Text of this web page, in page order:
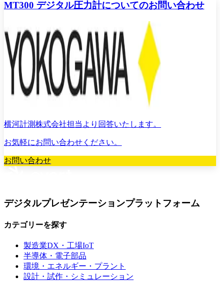
MT300 デジタル圧力計についてのお問い合わせ
横河計測株式会社担当より回答いたします。
お気軽にお問い合わせください。
お問い合わせ
デジタルプレゼンテーションプラットフォーム
カテゴリーを探す
製造業DX・工場IoT
半導体・電子部品
環境・エネルギー・プラント
設計・試作・シミュレーション